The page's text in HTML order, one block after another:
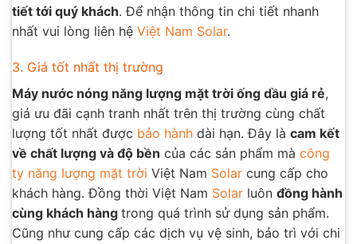
tiết tới quý khách. Để nhận thông tin chi tiết nhanh
nhất vui lòng liên hệ Việt Nam Solar.
3. Giá tốt nhất thị trường
Máy nước nóng năng lượng mặt trời ống dầu giá rẻ,
giá ưu đãi cạnh tranh nhất trên thị trường cùng chất
lượng tốt nhất được bảo hành dài hạn. Đây là cam kết
về chất lượng và độ bền của các sản phẩm mà công
ty năng lượng mặt trời Việt Nam Solar cung cấp cho
khách hàng. Đồng thời Việt Nam Solar luôn đồng hành
cùng khách hàng trong quá trình sử dụng sản phẩm.
Cũng như cung cấp các dịch vụ vệ sinh, bảo trì với chi